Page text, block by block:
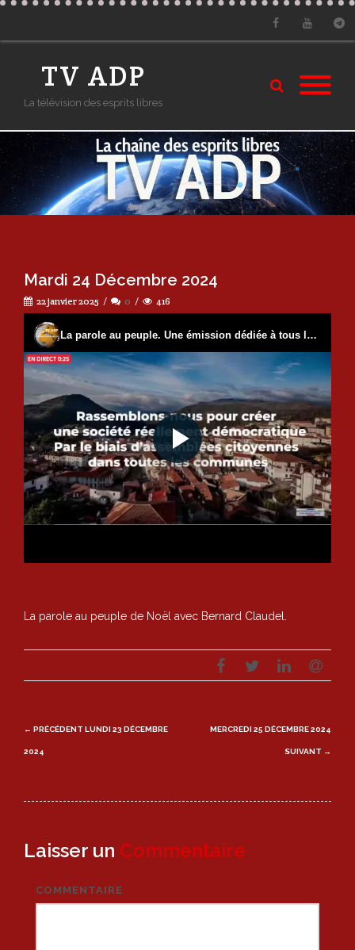
TV ADP
La télévision des esprits libres
Mardi 24 Décembre 2024
22 janvier 2025 0 416
La parole au peuple de Noël avec Bernard Claudel.
Post
navigation
← PRÉCÉDENT LUNDI 23 DÉCEMBRE
2024
MERCREDI 25 DÉCEMBRE 2024
SUIVANT →
Laisser un Commentaire
COMMENTAIRE